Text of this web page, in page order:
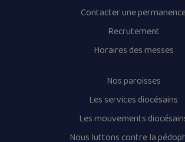
Contacter une
Recrutement
Horaires des messes
Nos paroisses
Les services diocésains
Les mouvements
Nous luttons contre la